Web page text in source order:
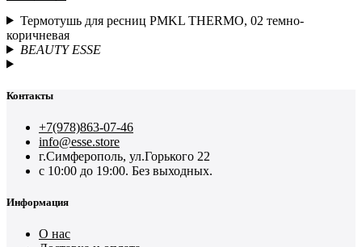
Термотушь для ресниц PMKL THERMO, 02 темно-
коричневая
BEAUTY ESSE
Контакты
+7(978)863-07-46
info@esse.store
г.Симферополь, ул.Горького 22
с 10:00 до 19:00. Без выходных.
Информация
О нас